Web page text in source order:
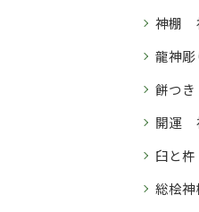
神棚
龍神
餅つき
開運
臼と杵
総桧